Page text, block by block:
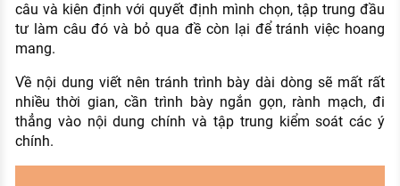
câu và kiên định với quyết định mình chọn, tập trung đầu
tư làm câu đó và bỏ qua đề còn lại để tránh việc hoang
mang.
Về nội dung viết nên tránh trình bày dài dòng sẽ mất rất
nhiều thời gian, cần trình bày ngắn gọn, rành mạch, đi
thẳng vào nội dung chính và tập trung kiểm soát các ý
chính.